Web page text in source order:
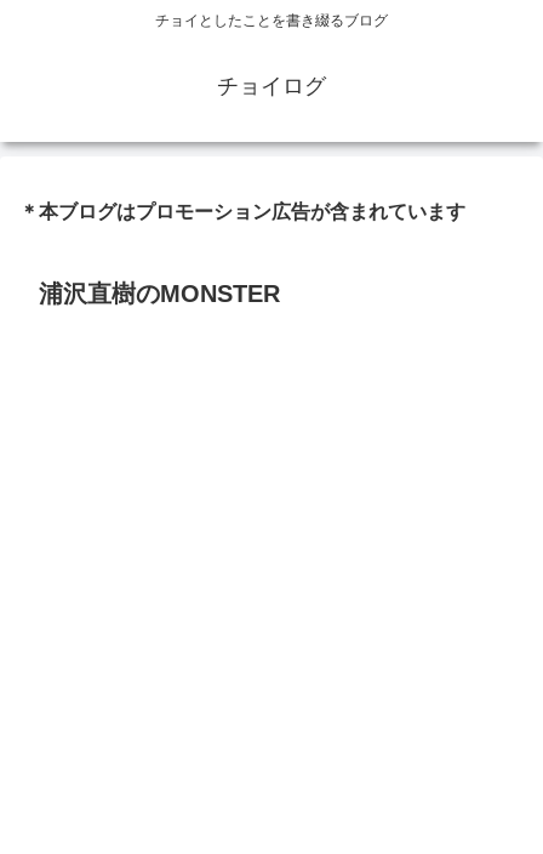
チョイとしたことを書き綴るブログ
チョイログ
＊本ブログはプロモーション広告が含まれています
浦沢直樹のMONSTER